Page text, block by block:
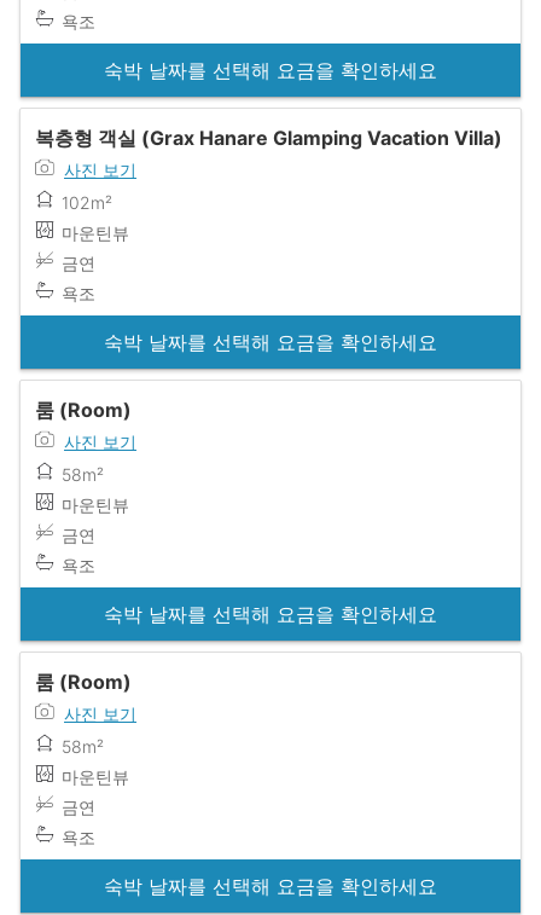
욕조
숙박 날짜를 선택해 요금을 확인하세요
복층형 객실 (Grax Hanare Glamping Vacation Villa)
사진 보기
102m²
마운틴뷰
금연
욕조
숙박 날짜를 선택해 요금을 확인하세요
룸 (Room)
사진 보기
58m²
마운틴뷰
금연
욕조
숙박 날짜를 선택해 요금을 확인하세요
룸 (Room)
사진 보기
58m²
마운틴뷰
금연
욕조
숙박 날짜를 선택해 요금을 확인하세요